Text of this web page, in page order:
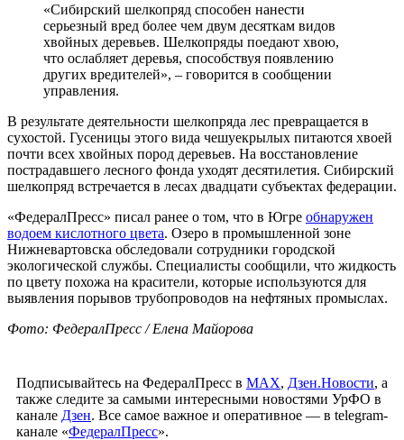
«Сибирский шелкопряд способен нанести
серьезный вред более чем двум десяткам видов
хвойных деревьев. Шелкопряды поедают хвою,
что ослабляет деревья, способствуя появлению
других вредителей», – говорится в сообщении
управления.
В результате деятельности шелкопряда лес превращается в
сухостой. Гусеницы этого вида чешуекрылых питаются хвоей
почти всех хвойных пород деревьев. На восстановление
пострадавшего лесного фонда уходят десятилетия. Сибирский
шелкопряд встречается в лесах двадцати субъектах федерации.
«ФедералПресс» писал ранее о том, что в Югре обнаружен
водоем кислотного цвета. Озеро в промышленной зоне
Нижневартовска обследовали сотрудники городской
экологической службы. Специалисты сообщили, что жидкость
по цвету похожа на красители, которые используются для
выявления порывов трубопроводов на нефтяных промыслах.
Фото: ФедералПресс / Елена Майорова
Подписывайтесь на ФедералПресс в МАХ, Дзен.Новости, а
также следите за самыми интересными новостями УрФО в
канале Дзен. Все самое важное и оперативное — в telegram-
канале «ФедералПресс».